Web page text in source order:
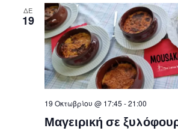
ΔΕ
19
Μαγειρική σε
19 Οκτωβρίου @ 17:45 -21:00